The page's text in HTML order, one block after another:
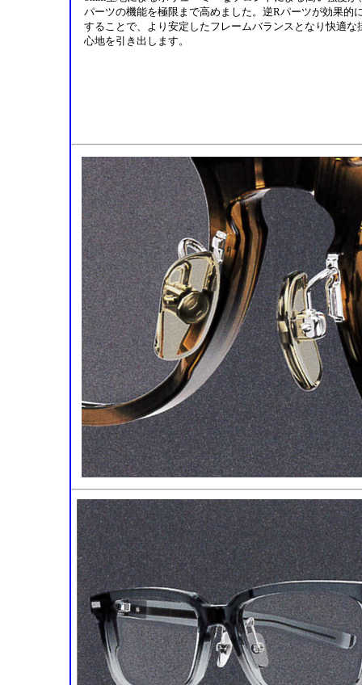
パーツの機能を極限まで高めました。逆Rパーツが効果的
することで、より安定したフレームバランスとなり快適な
心地を引き出します。